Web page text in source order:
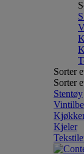
Sorter
Sorter
Stentøy
Kjeler